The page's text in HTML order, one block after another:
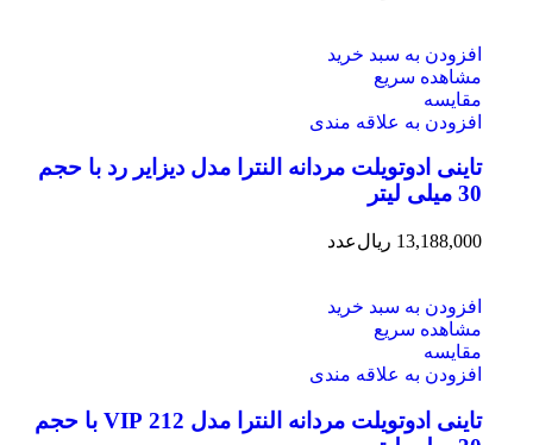
افزودن به سبد خرید
مشاهده سریع
مقایسه
افزودن به علاقه مندی
تاینی ادوتویلت مردانه النترا مدل دیزایر رد با حجم
30 میلی لیتر
13,188,000 ریالعدد
افزودن به سبد خرید
مشاهده سریع
مقایسه
افزودن به علاقه مندی
تاینی ادوتویلت مردانه النترا مدل 212 VIP با حجم